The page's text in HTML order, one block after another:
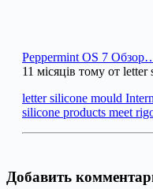
Peppermint OS 7
11 місяців тому от
letter silicone mould
silicone products meet
Добавить